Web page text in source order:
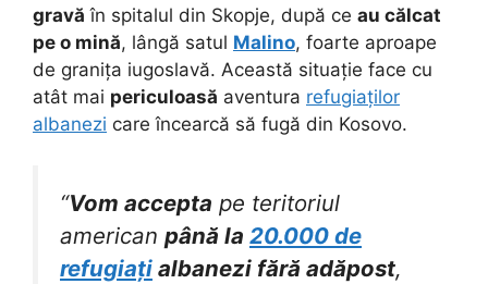
gravă în spitalul din Skopje, după ce au călcat
pe o mină, lângă satul Malino, foarte aproape
de granița iugoslavă. Această situație face cu
atât mai periculoasă aventura refugiaților
albanezi care încearcă să fugă din Kosovo.
“Vom accepta pe teritoriul
american până la 20.000 de
refugiați albanezi fără adăpost,